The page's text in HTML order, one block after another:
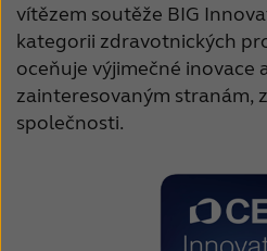
vítězem soutěže BIG
kategorii zdravotnických
oceňuje výjimečné inovace
zainteresovaným stranám,
společnosti.